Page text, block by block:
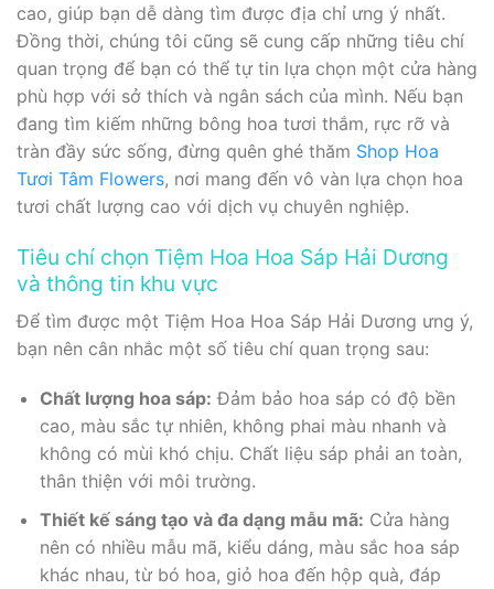
cao, giúp bạn dễ dàng tìm được địa chỉ ưng ý nhất.
Đồng thời, chúng tôi cũng sẽ cung cấp những tiêu chí
quan trọng để bạn có thể tự tin lựa chọn một cửa hàng
phù hợp với sở thích và ngân sách của mình. Nếu bạn
đang tìm kiếm những bông hoa tươi thắm, rực rỡ và
tràn đầy sức sống, đừng quên ghé thăm Shop Hoa
Tươi Tâm Flowers, nơi mang đến vô vàn lựa chọn hoa
tươi chất lượng cao với dịch vụ chuyên nghiệp.
Tiêu chí chọn Tiệm Hoa Hoa Sáp Hải Dương
và thông tin khu vực
Để tìm được một Tiệm Hoa Hoa Sáp Hải Dương ưng ý,
bạn nên cân nhắc một số tiêu chí quan trọng sau:
Chất lượng hoa sáp: Đảm bảo hoa sáp có độ bền
cao, màu sắc tự nhiên, không phai màu nhanh và
không có mùi khó chịu. Chất liệu sáp phải an toàn,
thân thiện với môi trường.
Thiết kế sáng tạo và đa dạng mẫu mã: Cửa hàng
nên có nhiều mẫu mã, kiểu dáng, màu sắc hoa sáp
khác nhau, từ bó hoa, giỏ hoa đến hộp quà, đáp